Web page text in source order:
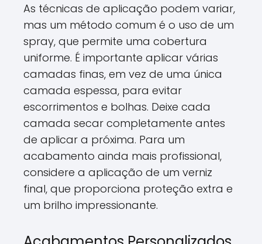
As técnicas de aplicação podem variar,
mas um método comum é o uso de um
spray, que permite uma cobertura
uniforme. É importante aplicar várias
camadas finas, em vez de uma única
camada espessa, para evitar
escorrimentos e bolhas. Deixe cada
camada secar completamente antes
de aplicar a próxima. Para um
acabamento ainda mais profissional,
considere a aplicação de um verniz
final, que proporciona proteção extra e
um brilho impressionante.